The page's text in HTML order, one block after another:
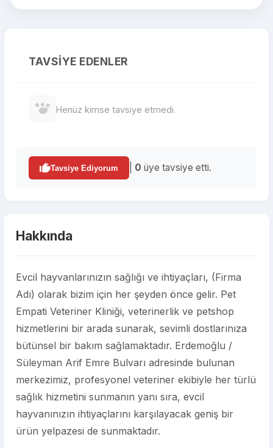
TAVSIYE EDENLER
Henüz kimse tavsiye etmedi.
Tavsiye Ediyorum 0 üye tavsiye etti.
Hakkında
Evcil hayvanlarınızın sağlığı ve ihtiyaçları, (Firma
Adı) olarak bizim için her şeyden önce gelir. Pet
Empati Veteriner Kliniği, veterinerlik ve petshop
hizmetlerini bir arada sunarak, sevimli dostlarınıza
bütünsel bir bakım sağlamaktadır. Erdemoğlu /
Süleyman Arif Emre Bulvarı adresinde bulunan
merkezimiz, profesyonel veteriner ekibiyle her türlü
sağlık hizmetini sunmanın yanı sıra, evcil
hayvanınızın ihtiyaçlarını karşılayacak geniş bir
ürün yelpazesi de sunmaktadır.